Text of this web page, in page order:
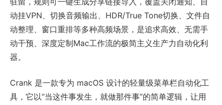
动挂VPN、切换音频输出、HDR/True Tone切换、文件自
动整理、窗口重排等多种高频场景，是追求高效、无需手
动干预、深度定制Mac工作流的极简主义生产力自动化利
器。
Crank 是一款专为 macOS 设计的轻量级菜单栏自动化工
具，它以“当这件事发生，就做那件事”的简单逻辑，让用